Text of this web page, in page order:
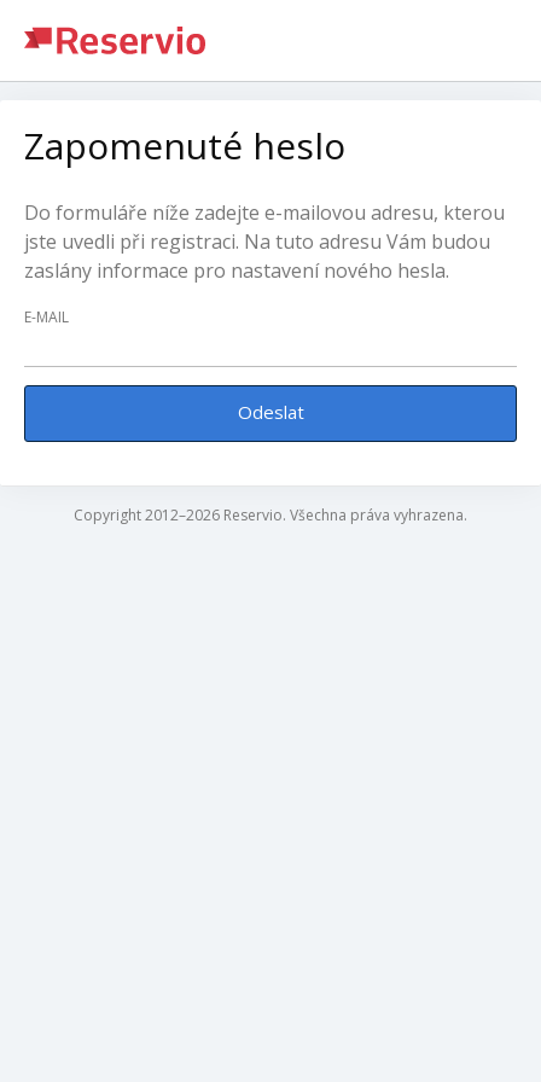
Zapomenuté heslo
Do formuláře níže zadejte e-mailovou adresu, kterou
jste uvedli při registraci. Na tuto adresu Vám budou
zaslány informace pro nastavení nového hesla.
E-MAIL
Odeslat
Copyright 2012–2026 Reservio. Všechna práva vyhrazena.